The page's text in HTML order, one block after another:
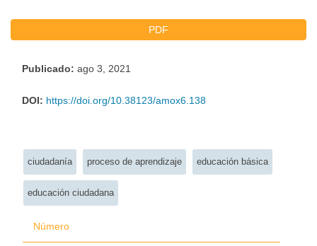
PDF
Publicado: ago 3, 2021
DOI: https://doi.org/10.38123/amox6.138
ciudadanía proceso de aprendizaje educación básica
educación ciudadana
Número